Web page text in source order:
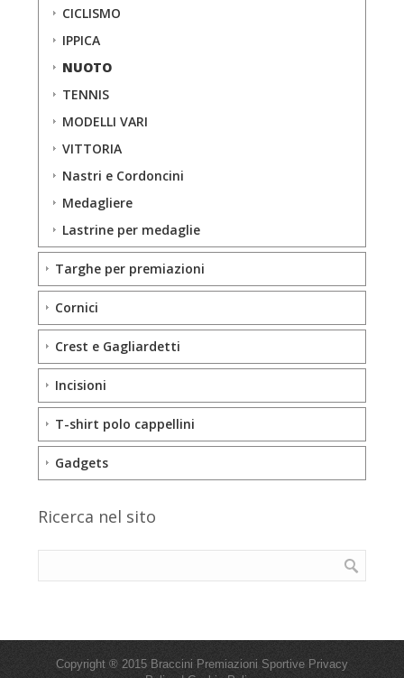
CICLISMO
IPPICA
NUOTO
TENNIS
MODELLI VARI
VITTORIA
Nastri e Cordoncini
Medagliere
Lastrine per medaglie
Targhe per premiazioni
Cornici
Crest e Gagliardetti
Incisioni
T-shirt polo cappellini
Gadgets
Ricerca nel sito
Copyright ® 2015 Braccini Premiazioni Sportive Privacy